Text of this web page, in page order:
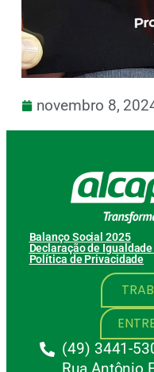
novembro 8,
Balanço Social 2025
Declaração de Igualdade
Política de Privacidade
(49) 3441-